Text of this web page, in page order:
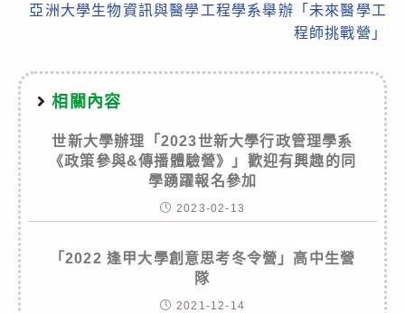
亞洲大學生物資訊與醫學工程學系舉辦「未來醫學工
程師挑戰營」
相關內容
世新大學辦理「2023世新大學行政管理學系
《政策參與&傳播體驗營》」歡迎有興趣的同
學踴躍報名參加
2023-02-13
「2022 逢甲大學創意思考冬令營」高中生營
隊
2021-12-14